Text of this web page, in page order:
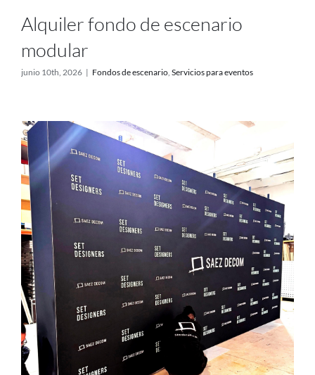
Alquiler fondo de escenario
modular
junio 10th, 2026 | Fondos de escenario, Servicios para eventos